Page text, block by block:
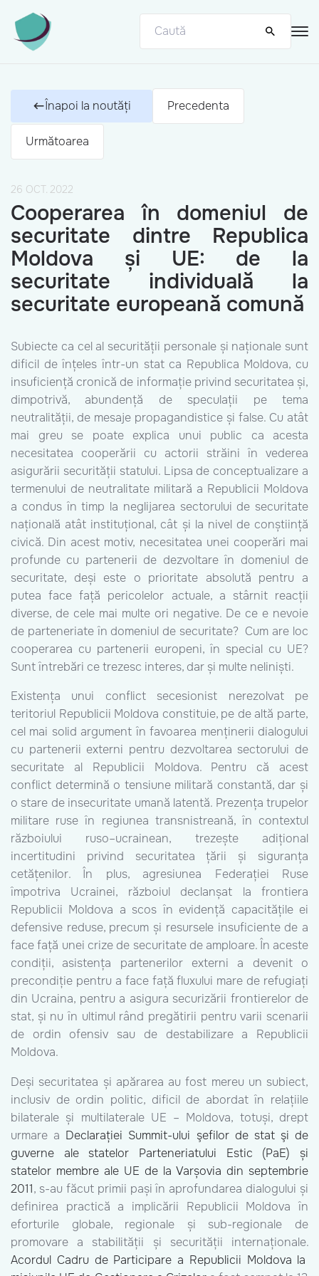
Înapoi la noutăți Precedenta
Următoarea
26 OCT. 2022
Cooperarea în domeniul de
securitate dintre Republica
Moldova și UE: de la
securitate individuală la
securitate europeană comună
Subiecte ca cel al securității personale și naționale sunt
dificil de înțeles într-un stat ca Republica Moldova, cu
insuficiență cronică de informație privind securitatea și,
dimpotrivă, abundență de speculații pe tema
neutralității, de mesaje propagandistice și false. Cu atât
mai greu se poate explica unui public ca acesta
necesitatea cooperării cu actorii străini în vederea
asigurării securității statului. Lipsa de conceptualizare a
termenului de neutralitate militară a Republicii Moldova
a condus în timp la neglijarea sectorului de securitate
națională atât instituțional, cât și la nivel de conștiință
civică. Din acest motiv, necesitatea unei cooperări mai
profunde cu partenerii de dezvoltare în domeniul de
securitate, deși este o prioritate absolută pentru a
putea face față pericolelor actuale, a stârnit reacții
diverse, de cele mai multe ori negative. De ce e nevoie
de parteneriate în domeniul de securitate? Cum are loc
cooperarea cu partenerii europeni, în special cu UE?
Sunt întrebări ce trezesc interes, dar și multe neliniști.
Existența unui conflict secesionist nerezolvat pe
teritoriul Republicii Moldova constituie, pe de altă parte,
cel mai solid argument în favoarea menținerii dialogului
cu partenerii externi pentru dezvoltarea sectorului de
securitate al Republicii Moldova. Pentru că acest
conflict determină o tensiune militară constantă, dar și
o stare de insecuritate umană latentă. Prezența trupelor
militare ruse în regiunea transnistreană, în contextul
războiului ruso–ucrainean, trezește adițional
incertitudini privind securitatea țării și siguranța
cetățenilor. În plus, agresiunea Federației Ruse
împotriva Ucrainei, războiul declanșat la frontiera
Republicii Moldova a scos în evidență capacitățile ei
defensive reduse, precum și resursele insuficiente de a
face față unei crize de securitate de amploare. În aceste
condiții, asistența partenerilor externi a devenit o
precondiție pentru a face față fluxului mare de refugiați
din Ucraina, pentru a asigura securizării frontierelor de
stat, și nu în ultimul rând pregătirii pentru varii scenarii
de ordin ofensiv sau de destabilizare a Republicii
Moldova.
Deși securitatea și apărarea au fost mereu un subiect,
inclusiv de ordin politic, dificil de abordat în relațiile
bilaterale și multilaterale UE – Moldova, totuși, drept
urmare a Declarației Summit-ului şefilor de stat şi de
guverne ale statelor Parteneriatului Estic (PaE) și
statelor membre ale UE de la Varșovia din septembrie
2011, s-au făcut primii pași în aprofundarea dialogului și
definirea practică a implicării Republicii Moldova în
eforturile globale, regionale și sub-regionale de
promovare a stabilității și securității internaționale.
Acordul Cadru de Participare a Republicii Moldova la